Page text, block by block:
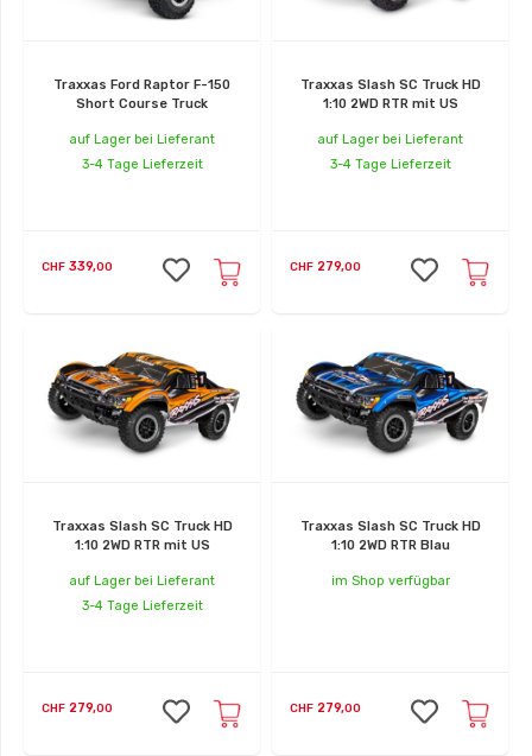
Traxxas Ford Raptor F-150
Short Course Truck
auf Lager bei Lieferant
3-4 Tage Lieferzeit
CHF 339,00
Traxxas Slash SC Truck HD
1:10 2WD RTR mit US
auf Lager bei Lieferant
3-4 Tage Lieferzeit
CHF 279,00
Traxxas Slash SC Truck HD
1:10 2WD RTR mit US
auf Lager bei Lieferant
3-4 Tage Lieferzeit
CHF 279,00
Traxxas Slash SC Truck HD
1:10 2WD RTR Blau
im Shop verfügbar
CHF 279,00